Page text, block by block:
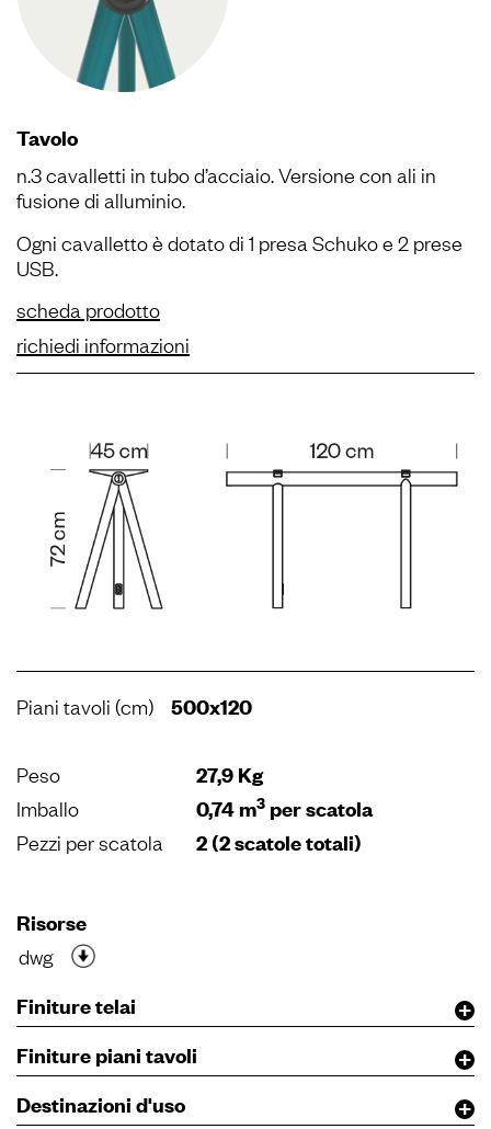
Tavolo
n.3 cavalletti in tubo d’acciaio. Versione con ali in
fusione di alluminio.
Ogni cavalletto è dotato di 1 presa Schuko e 2 prese
USB.
scheda prodotto
richiedi informazioni
Piani tavoli (cm) 500x120
Peso 27,9 Kg
Imballo 0,74 m3 per scatola
Pezzi per scatola 2 (2 scatole totali)
Risorse
dwg
Finiture telai
Finiture piani tavoli
Destinazioni d'uso